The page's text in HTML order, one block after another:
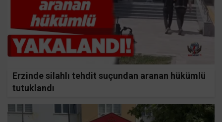
Erzinde silahlı tehdit suçundan aranan hükümlü
tutuklandı